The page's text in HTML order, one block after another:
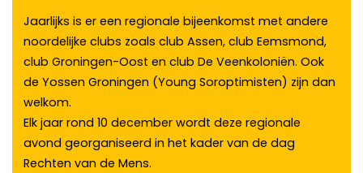
Jaarlijks is er een regionale bijeenkomst met andere
noordelijke clubs zoals club Assen, club Eemsmond,
club Groningen-Oost en club De Veenkoloniën. Ook
de Yossen Groningen (Young Soroptimisten) zijn dan
welkom.
Elk jaar rond 10 december wordt deze regionale
avond georganiseerd in het kader van de dag
Rechten van de Mens.